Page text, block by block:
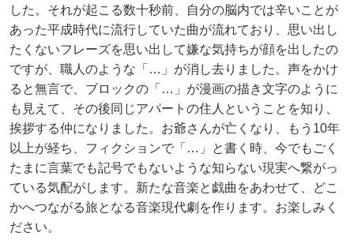
した。それが起こる数十秒前、自分の脳内では辛いことが
あった平成時代に流行していた曲が流れており、思い出し
たくないフレーズを思い出して嫌な気持ちが顔を出したの
ですが、職人のような「…」が消し去りました。声をかけ
ると無言で、ブロックの「…」が漫画の描き文字のように
も見えて、その後同じアパートの住人ということを知り、
挨拶する仲になりました。お爺さんが亡くなり、もう10年
以上が経ち、フィクションで「…」と書く時、今でもごく
たまに言葉でも記号でもないような知らない現実へ繋がっ
ている気配がします。新たな音楽と戯曲をあわせて、どこ
かへつながる旅となる音楽現代劇を作ります。お楽しみく
ださい。